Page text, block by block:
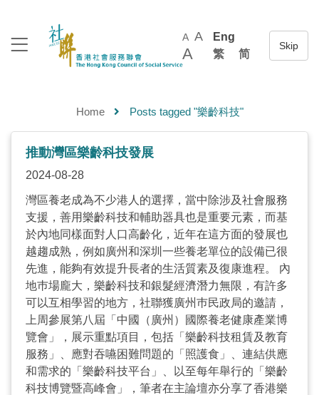
A A
A
Eng
繁
简
Home Posts tagged "樂齡科技"
推動灣區樂齡科技發展
2024-08-28
灣區養老成為不少港人的選擇，當中除涉及社會服務
支援，善用樂齡科技和輔助器具也是重要元素，而基
於內地同樣面對人口高齡化，近年在這方面的發展也
越趨成熟，例如廣州和深圳一些養老單位的設備已很
先進，能夠有效提升長者的生活質素及復康進程。 內
地巿場龐大，樂齡科技和銀髮經濟潛力無限，有許多
可以互相學習的地方，社聯獲廣州巿民政局的邀請，
上周參展第八屆「中國（廣州）國際養老健康產業博
覽會」，展示重點項目，包括「樂齡科技租賃及教育
服務」、應對吞嚥困難問題的「照護食」、連結供應
和需求的「樂齡科技平台」、以至每年舉行的「樂齡
科技博覽暨高峰會」，筆者在主論壇亦分享了香港樂